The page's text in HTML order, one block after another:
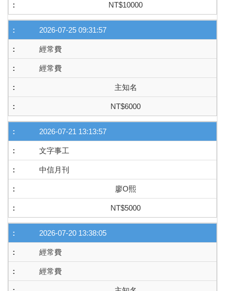
NT$10000
2026-07-25 09:31:57
經常費
經常費
主知名
NT$6000
2026-07-21 13:13:57
文字事工
中信月刊
廖O熙
NT$5000
2026-07-20 13:38:05
經常費
經常費